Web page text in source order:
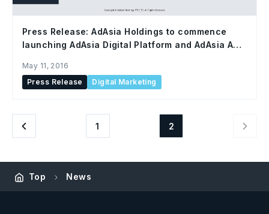
Press Release: AdAsia Holdings to commence
launching AdAsia Digital Platform and AdAsia Ad
May 11, 2016
Press Release
Digital Marketing
1 2
Top News